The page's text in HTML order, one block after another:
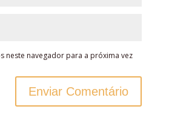
neste navegador para a próxima vez